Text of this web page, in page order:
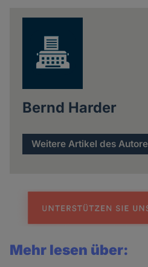
Bernd Harder
Weitere Artikel des
Mehr lesen über: